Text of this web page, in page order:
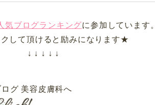
気ブログランキングに参加しています。
クして頂けると励みになります★
↓ ↓ ↓ ↓ ↓